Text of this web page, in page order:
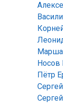
Носов
Пётр